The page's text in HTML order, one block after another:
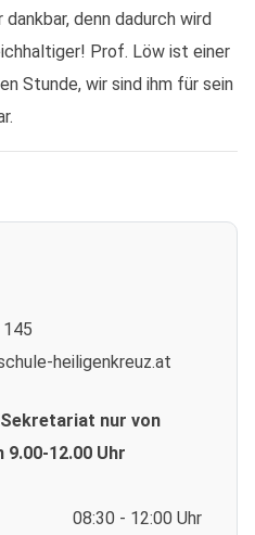
denn dadurch wird
Prof. Löw ist einer
Stunde, wir sind ihm für sein
heiligenkreuz.at
nur von
12.00 Uhr
08:30 - 12:00 Uhr